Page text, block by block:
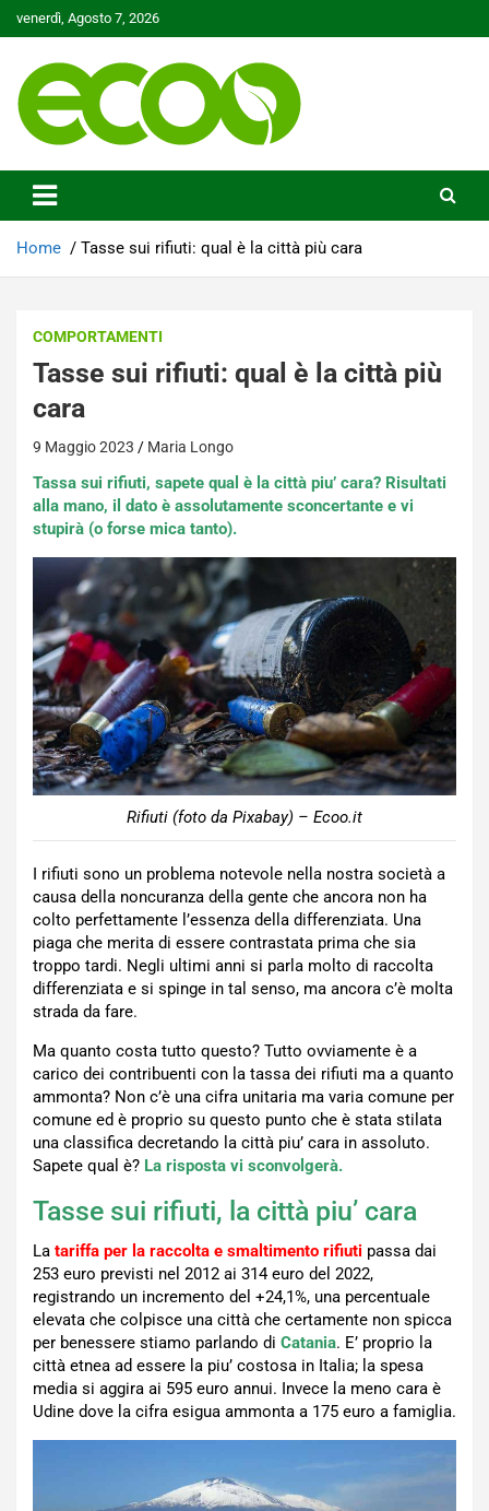
to
venerdì, Agosto 7, 2026
Ecoo.it
Home Tasse sui rifiuti: qual è la città più cara
COMPORTAMENTI
Tasse sui rifiuti: qual è la città più
cara
9 Maggio 2023 Maria Longo
Tassa sui rifiuti, sapete qual è la città piu’ cara? Risultati
alla mano, il dato è assolutamente sconcertante e vi
stupirà (o forse mica tanto).
Rifiuti (foto da Pixabay) – Ecoo.it
I rifiuti sono un problema notevole nella nostra società a
causa della noncuranza della gente che ancora non ha
colto perfettamente l’essenza della differenziata. Una
piaga che merita di essere contrastata prima che sia
troppo tardi. Negli ultimi anni si parla molto di raccolta
differenziata e si spinge in tal senso, ma ancora c’è molta
strada da fare.
Ma quanto costa tutto questo? Tutto ovviamente è a
carico dei contribuenti con la tassa dei rifiuti ma a quanto
ammonta? Non c’è una cifra unitaria ma varia comune per
comune ed è proprio su questo punto che è stata stilata
una classifica decretando la città piu’ cara in assoluto.
Sapete qual è? La risposta vi sconvolgerà.
Tasse sui rifiuti, la città piu’ cara
La tariffa per la raccolta e smaltimento rifiuti passa dai
253 euro previsti nel 2012 ai 314 euro del 2022,
registrando un incremento del +24,1%, una percentuale
elevata che colpisce una città che certamente non spicca
per benessere stiamo parlando di Catania. E’ proprio la
città etnea ad essere la piu’ costosa in Italia; la spesa
media si aggira ai 595 euro annui. Invece la meno cara è
Udine dove la cifra esigua ammonta a 175 euro a famiglia.